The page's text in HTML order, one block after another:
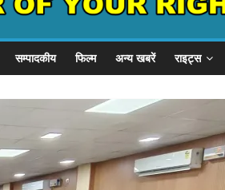
सम्पादकीय फिल्म अन्य खबरें राइट्स